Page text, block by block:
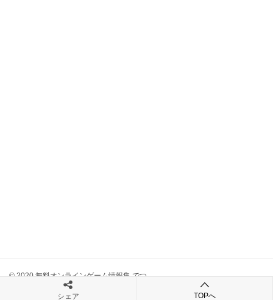
© 2020 無料オンラインゲーム情報集 でつ
シェア TOPへ